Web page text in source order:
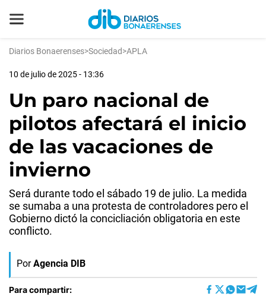
Diarios Bonaerenses>Sociedad>APLA
10 de julio de 2025 - 13:36
Un paro nacional de
pilotos afectará el inicio
de las vacaciones de
invierno
Será durante todo el sábado 19 de julio. La medida
se sumaba a una protesta de controladores pero el
Gobierno dictó la concicliación obligatoria en este
conflicto.
Por Agencia DIB
Para compartir: